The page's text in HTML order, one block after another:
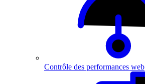
Contrôle des performances web